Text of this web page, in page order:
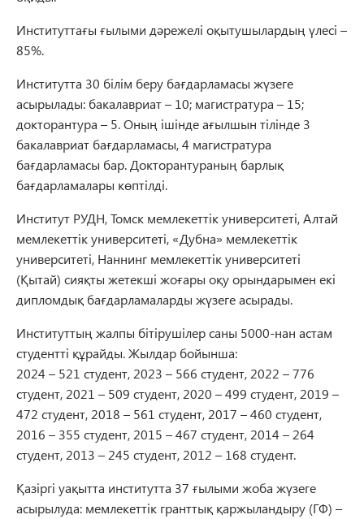
Институттағы ғылыми дәрежелі оқытушылардың үлесі –
85%.
Институтта 30 білім беру бағдарламасы жүзеге
асырылады: бакалавриат – 10; магистратура – 15;
докторантура – 5. Оның ішінде ағылшын тілінде 3
бакалавриат бағдарламасы, 4 магистратура
бағдарламасы бар. Докторантураның барлық
бағдарламалары көптілді.
Институт РУДН, Томск мемлекеттік университеті, Алтай
мемлекеттік университеті, «Дубна» мемлекеттік
университеті, Наннинг мемлекеттік университеті
(Қытай) сияқты жетекші жоғары оқу орындарымен екі
дипломдық бағдарламаларды жүзеге асырады.
Институттың жалпы бітірушілер саны 5000-нан астам
студентті құрайды. Жылдар бойынша:
2024 – 521 студент, 2023 – 566 студент, 2022 – 776
студент, 2021 – 509 студент, 2020 – 499 студент, 2019 –
472 студент, 2018 – 561 студент, 2017 – 460 студент,
2016 – 355 студент, 2015 – 467 студент, 2014 – 264
студент, 2013 – 245 студент, 2012 – 168 студент.
Қазіргі уақытта институтта 37 ғылыми жоба жүзеге
асырылуда: мемлекеттік гранттық қаржыландыру (ГФ) –